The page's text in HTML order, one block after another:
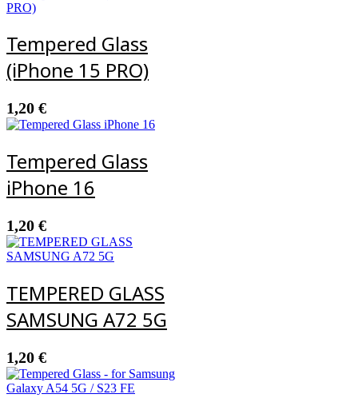
Tempered Glass
(iPhone 15 PRO)
1,20 €
Tempered Glass
iPhone 16
1,20 €
TEMPERED GLASS
SAMSUNG A72 5G
1,20 €